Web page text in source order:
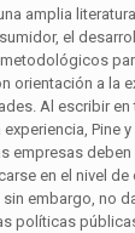
amplia
el
orientación a la
Al escribir en
Pine
empresas
en el nivel de
embargo, no
políticas